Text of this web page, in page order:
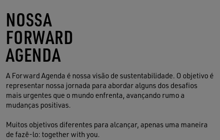
NOSSA
FORWARD
AGENDA
A Forward Agenda é nossa visão de sustentabilidade. O objetivo é
representar nossa jornada para abordar alguns dos desafios
mais urgentes que o mundo enfrenta, avançando rumo a
mudanças positivas.
Muitos objetivos diferentes para alcançar, apenas uma maneira
de fazê-lo: together with you.